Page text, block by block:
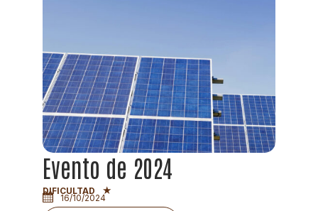
DIFICULTAD ★
Evento de 2024
16/10/2024